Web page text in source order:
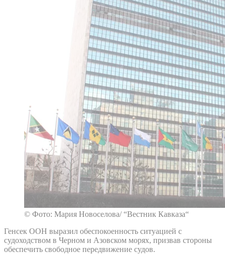
© Фото: Мария Новоселова/ “Вестник Кавказа“
Генсек ООН выразил обеспокоенность ситуацией с
судоходством в Черном и Азовском морях, призвав стороны
обеспечить свободное передвижение судов.